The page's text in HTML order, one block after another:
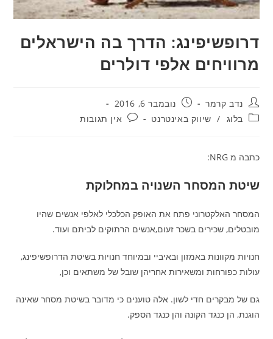
דרופשיפינג: הדרך בה הישראלים
מרוויחים אלפי דולרים
מחבר:נדב קרמר פורסם:נובמבר 6, 2016
קטגוריה:
בלוג / שיווק באינטרנט תגובות:אין תגובות
כתבה מ NRG:
שיטת המסחר השנויה במחלוקת
המסחר האלקטרוני פתח את האופק הכלכלי לאלפי אנשים שהיו
מובטלים, שכירים בשכר זעום,אנשים הרתוקים לביתם ועוד.
חנויות מקוונות באמזון ובאיביי ובמיוחד חנויות בשיטת הדרופשיפינג,
עולות כפורחות ומשאירות אחריהן שובל של משתאים וכן,
גם של מבקרים חדי לשון. אלה טוענים כי מדובר בשיטת מסחר שאינה
הוגנת, הן כנגד הקונה והן כנגד הספק.